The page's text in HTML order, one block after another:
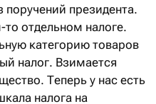
президента.
то отдельном налоге.
категорию товаров
налог. Взимается
Теперь у нас есть
налога на